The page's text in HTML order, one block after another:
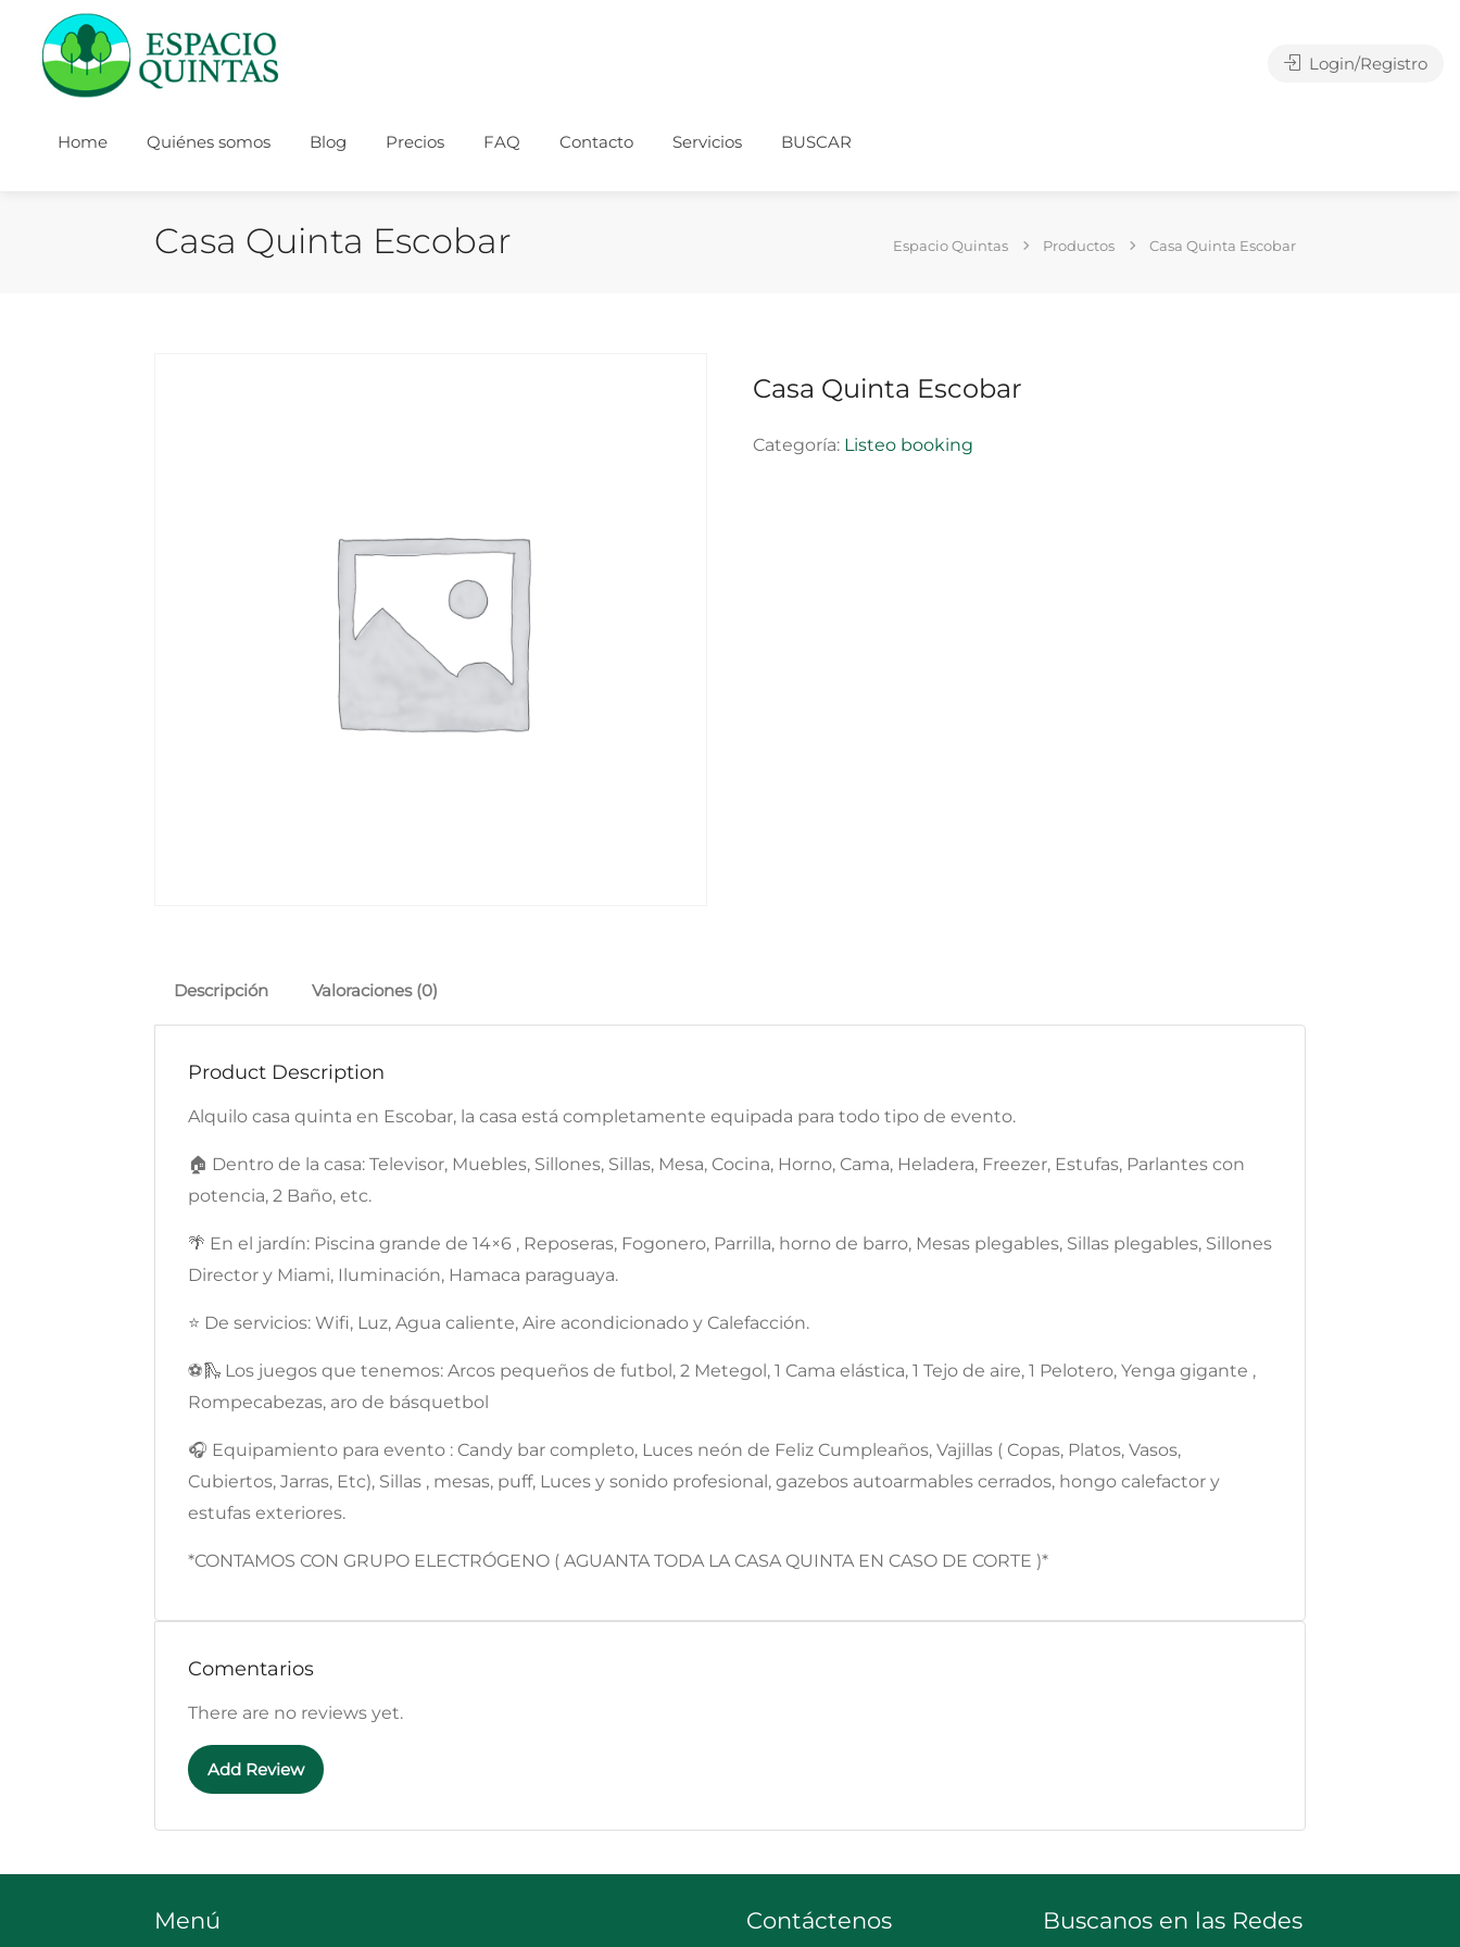
Home Quiénes somos Blog Precios FAQ Contacto Servicios BUSCAR
Login/Registro
Casa Quinta Escobar Espacio Quintas Productos Casa Quinta Escobar
Casa Quinta Escobar
Categoría: Listeo booking
Descripción Valoraciones (0)
Product Description
Alquilo casa quinta en Escobar, la casa está completamente equipada para todo tipo de evento.
🏠 Dentro de la casa: Televisor, Muebles, Sillones, Sillas, Mesa, Cocina, Horno, Cama, Heladera, Freezer, Estufas, Parlantes con
potencia, 2 Baño, etc.
🌴 En el jardín: Piscina grande de 14×6 , Reposeras, Fogonero, Parrilla, horno de barro, Mesas plegables, Sillas plegables, Sillones
Director y Miami, Iluminación, Hamaca paraguaya.
⭐️ De servicios: Wifi, Luz, Agua caliente, Aire acondicionado y Calefacción.
⚽️🛝 Los juegos que tenemos: Arcos pequeños de futbol, 2 Metegol, 1 Cama elástica, 1 Tejo de aire, 1 Pelotero, Yenga gigante ,
Rompecabezas, aro de básquetbol
🎧 Equipamiento para evento : Candy bar completo, Luces neón de Feliz Cumpleaños, Vajillas ( Copas, Platos, Vasos,
Cubiertos, Jarras, Etc), Sillas , mesas, puff, Luces y sonido profesional, gazebos autoarmables cerrados, hongo calefactor y
estufas exteriores.
*CONTAMOS CON GRUPO ELECTRÓGENO ( AGUANTA TODA LA CASA QUINTA EN CASO DE CORTE )*
Comentarios
There are no reviews yet.
Add Review
Menú Contáctenos Buscanos en las Redes